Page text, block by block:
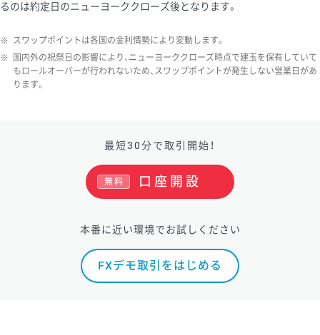
るのは約定日のニューヨーククローズ後となります。
※ スワップポイントは各国の金利情勢により変動します。
※
国内外の祝祭日の影響により、ニューヨーククローズ時点で建玉を保有していて
もロールオーバーが行われないため、スワップポイントが発生しない営業日があ
ります。
最短30分で取引開始！
口座開設
無料
本番に近い環境でお試しください
FXデモ取引をはじめる